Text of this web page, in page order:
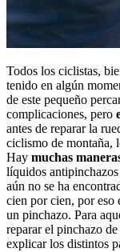
Todos los ciclistas,
tenido en algún
de este pequeño
complicaciones, pero
antes de reparar la
ciclismo de montaña,
Hay muchas
líquidos
aún no se ha
cien por cien, por eso
un pinchazo. Para
reparar el pinchazo
explicar los distintos